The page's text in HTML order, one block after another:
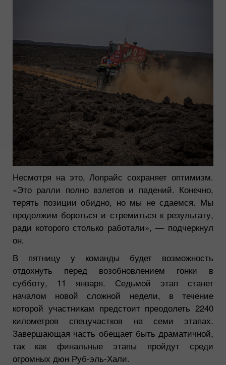
Несмотря на это, Лопрайс сохраняет оптимизм.
«Это ралли полно взлетов и падений. Конечно,
терять позиции обидно, но мы не сдаемся. Мы
продолжим бороться и стремиться к результату,
ради которого столько работали», — подчеркнул
он.
В пятницу у команды будет возможность
отдохнуть перед возобновлением гонки в
субботу, 11 января. Седьмой этап станет
началом новой сложной недели, в течение
которой участникам предстоит преодолеть 2240
километров спецучастков на семи этапах.
Завершающая часть обещает быть драматичной,
так как финальные этапы пройдут среди
огромных дюн Руб-эль-Хали.